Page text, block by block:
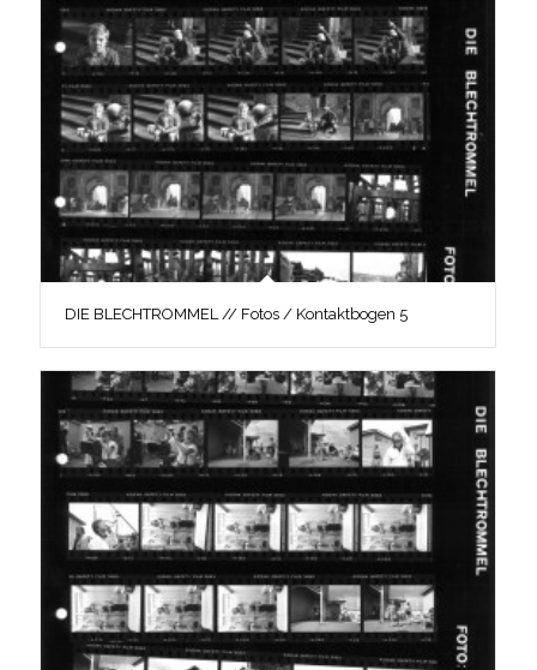
DIE BLECHTROMMEL // Fotos / Kontaktbogen 5